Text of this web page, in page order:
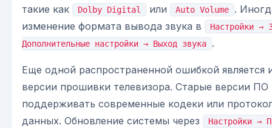
такие как
Dolby Digital или Auto Volume
.
изменение формата вывода звука в
Настройки →
Дополнительные настройки → Выход звука
.
Еще одной распространенной ошибкой является
версии прошивки телевизора. Старые версии ПО
поддерживать современные кодеки или
данных. Обновление системы через
Настройки →